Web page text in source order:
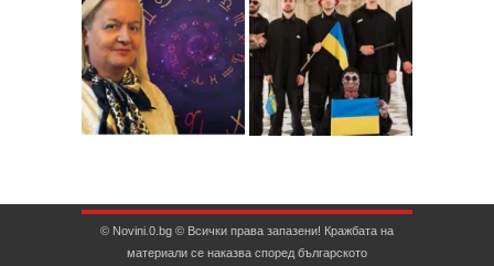
© Novini.0.bg © Всички права запазени! Кражбата на
материали се наказва според българското